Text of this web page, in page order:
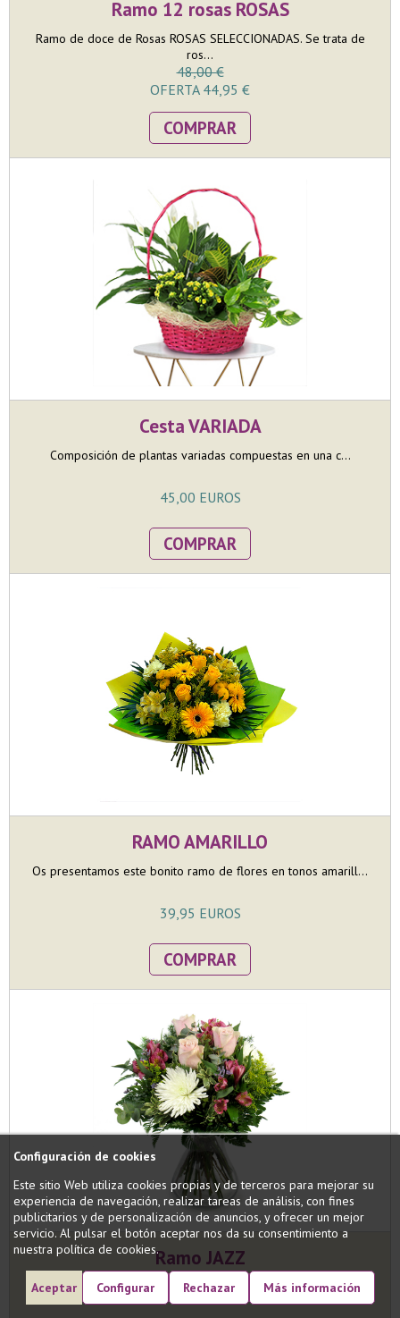
Ramo 12 rosas ROSAS
Ramo de doce de Rosas ROSAS SELECCIONADAS. Se trata de
ros...
48,00 €
OFERTA 44,95 €
COMPRAR
Cesta VARIADA
Composición de plantas variadas compuestas en una c...
45,00 EUROS
COMPRAR
RAMO AMARILLO
Os presentamos este bonito ramo de flores en tonos amarill...
39,95 EUROS
COMPRAR
Ramo JAZZ
Ramo con una exquisita selección de flores especial...
Configuración de cookies
Este sitio Web utiliza cookies propias y de terceros para mejorar su
experiencia de navegación, realizar tareas de análisis, con fines
publicitarios y de personalización de anuncios, y ofrecer un mejor
servicio. Al pulsar el botón aceptar nos da su consentimiento a
nuestra política de cookies.
Aceptar Configurar Rechazar Más información